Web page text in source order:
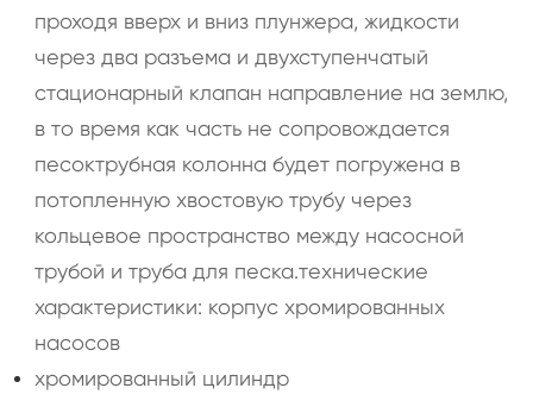
проходя вверх и вниз плунжера, жидкости
через два разъема и двухступенчатый
стационарный клапан направление на землю,
в то время как часть не сопровождается
песоктрубная колонна будет погружена в
потопленную хвостовую трубу через
кольцевое пространство между насосной
трубой и труба для песка.технические
характеристики: корпус хромированных
насосов
хромированный цилиндр